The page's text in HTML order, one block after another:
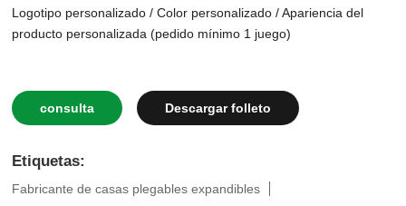
Logotipo personalizado / Color personalizado / Apariencia del
producto personalizada (pedido mínimo 1 juego)
consulta Descargar folleto
Etiquetas:
Fabricante de casas plegables expandibles